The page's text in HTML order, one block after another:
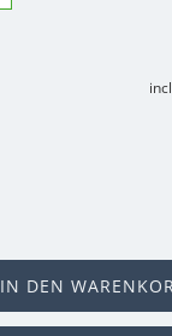
IN DEN